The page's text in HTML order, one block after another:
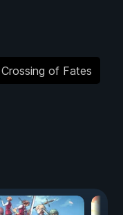
of Fates